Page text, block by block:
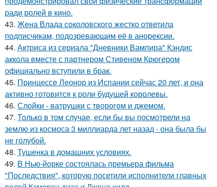
ради ролей в кино.
43. Жена Влада соколовского жестко ответила
подписчикам, подозревающим её в анорексии.
44. Актриса из сериала "Дневники Вампира" Кэндис
аккола вместе с партнером Стивеном Крюгером
официально вступили в брак.
45. Принцессе Леонор из Испании сейчас 20 лет, и она
активно готовится к роли будущей королевы.
46. Слойки - ватрушки с творогом и джемом.
47. Только в том случае, если бы вы посмотрели на
землю из космоса 3 миллиарда лет назад - она была бы
не голубой.
48. Тушенка в домашних условиях.
49. В Нью-йорке состоялась премьера фильма
"Последствия", которую посетили исполнители главных